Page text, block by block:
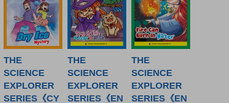
THE
SCIENCE
EXPLORER
SERIES《CY
THE
SCIENCE
EXPLORER
SERIES《EN
THE
SCIENCE
EXPLORER
SERIES《EN